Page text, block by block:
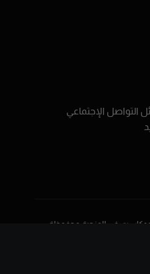
التواصل الإجتماعي
في المنصة محفوظة